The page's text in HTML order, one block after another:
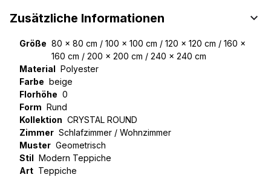
Zusätzliche Informationen
Größe 80 x 80 cm / 100 x 100 cm / 120 x 120 cm / 160 x
160 cm / 200 x 200 cm / 240 x 240 cm
Material Polyester
Farbe beige
Florhöhe 0
Form Rund
Kollektion CRYSTAL ROUND
Zimmer Schlafzimmer / Wohnzimmer
Muster Geometrisch
Stil Modern Teppiche
Art Teppiche